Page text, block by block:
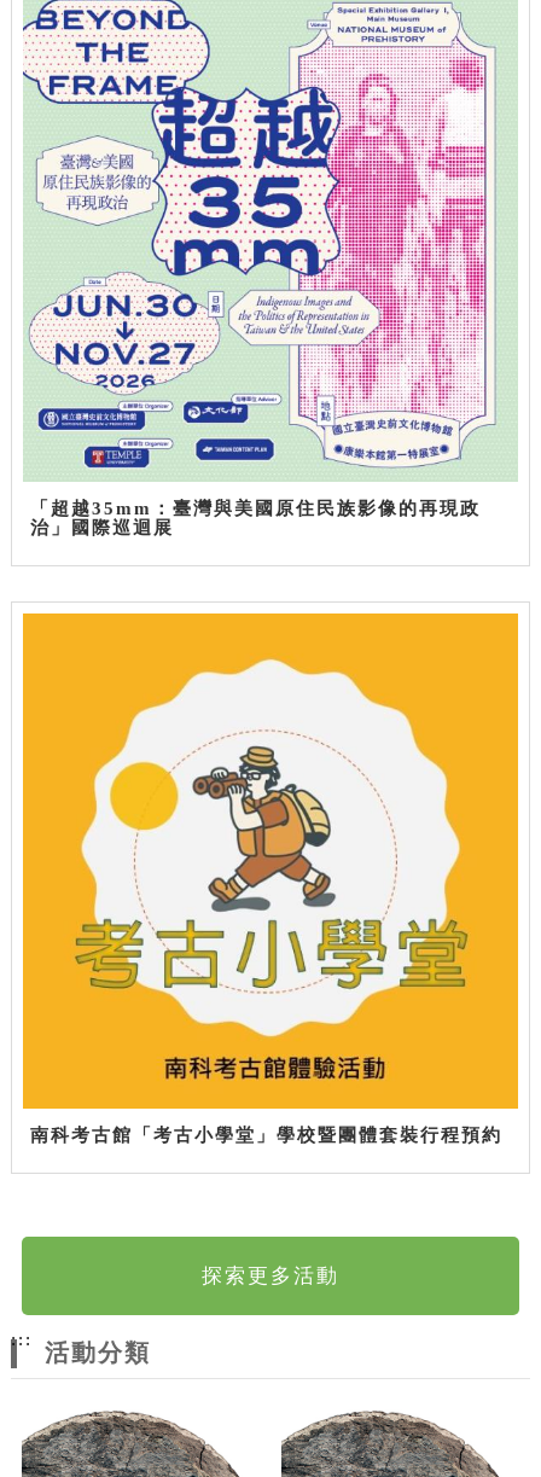
「超越35mm：臺灣與美國原住民族影像的再現政
治」國際巡迴展
南科考古館「考古小學堂」學校暨團體套裝行程預約
探索更多活動
:::
活動分類